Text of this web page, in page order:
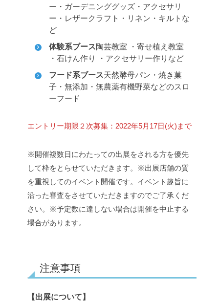
ー・ガーデニンググッズ・アクセサリ
ー・レザークラフト・リネン・キルトな
ど
体験系ブース陶芸教室 ・寄せ植え教室
・石けん作り ・アクセサリー作りなど
フード系ブース天然酵母パン・焼き菓
子・無添加・無農薬有機野菜などのスロ
ーフード
エントリー期限 ２次募集：2022年5月17日(火)まで
※開催複数日にわたっての出展をされる方を優先
して枠をとらせていただきます。
※出展店舗の質
を重視してのイベント開催です。イベント趣旨に
沿った審査をさせていただきますのでご了承くだ
さい。
※予定数に達しない場合は開催を中止する
場合があります。
注意事項
【出展について】